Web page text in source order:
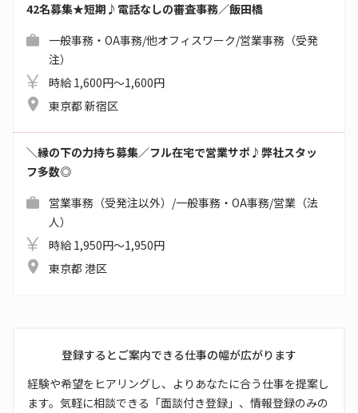
42名募集★短期♪電話なしの審査事務／飯田橋
一般事務・OA事務/他オフィスワーク/営業事務（受発
注）
時給 1,600円～1,600円
東京都 新宿区
＼縁の下の力持ち募集／フル在宅で営業サポ♪弊社スタッ
フ多数◎
営業事務（受発注以外）/一般事務・OA事務/営業（法
人）
時給 1,950円～1,950円
東京都 港区
登録するとご案内できる仕事の幅が広がります
経験や希望をヒアリングし、よりあなたに合う仕事を提案し
ます。気軽に相談できる「面談付き登録」、情報登録のみの